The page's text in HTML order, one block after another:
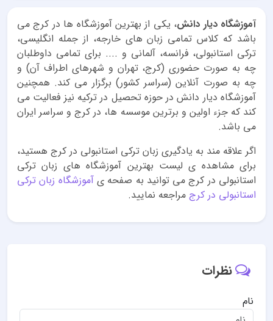
آموزشگاه دیار دانش، یکی از بهترین آموزشگاه ها در کرج می
باشد که کلاس تمامی زبان های خارجه، از جمله انگلیسی،
ترکی استانبولی، فرانسه، آلمانی و .... برای تمامی داوطلبان
چه به صورت حضوری (کرج، تهران و شهرهای اطراف آن) و
چه به صورت آنلاین (سراسر کشور) برگزار می کند. همچنین
آموزشگاه دیار دانش در حوزه تحصیل در ترکیه نیز فعالیت می
کند که جزء اولین و برترین موسسه ها، در کرج و سراسر ایران
می باشد.
اگر علاقه مند به یادگیری زبان ترکی استانبولی در کرج هستید،
برای مشاهده ی لیست بهترین آموزشگاه های زبان ترکی
استانبولی در کرج می توانید به صفحه یآموزشگاه زبان ترکی
استانبولی در کرج مراجعه نمایید.
نظرات
نام